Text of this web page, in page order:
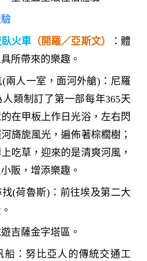
火車 （開羅／亞斯文）
：體
所帶來的樂趣 。
(兩人一室，面河外艙) ：尼羅
類制訂了第一部每年365天
在甲板上作日光浴，左右閃
旖旎風光，遍佈著棕櫚樹；
吃草，迎來的是清爽河風，
販，增添樂趣。
(荷魯斯) ：前往埃及第二大
吉薩金字塔區。
： 努比亞人的傳統交通工